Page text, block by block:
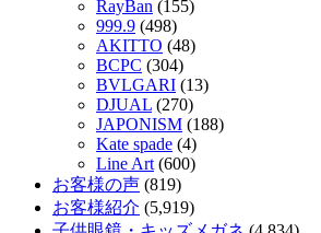
RayBan (155)
999.9 (498)
AKITTO (48)
BCPC (304)
BVLGARI (13)
DJUAL (270)
JAPONISM (188)
Kate spade (4)
Line Art (600)
お客様の声 (819)
お客様紹介 (5,919)